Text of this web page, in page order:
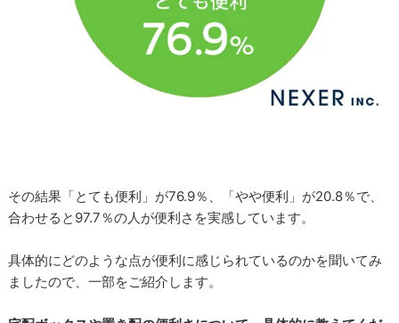
その結果「とても便利」が76.9％、「やや便利」が20.8％で、
合わせると97.7％の人が便利さを実感しています。
具体的にどのような点が便利に感じられているのかを聞いてみ
ましたので、一部をご紹介します。